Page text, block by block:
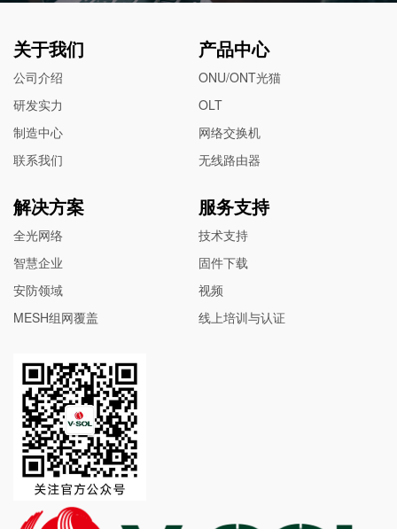
关于我们
公司介绍
研发实力
制造中心
联系我们
产品中心
ONU/ONT光猫
OLT
网络交换机
无线路由器
解决方案
全光网络
智慧企业
安防领域
MESH组网覆盖
服务支持
技术支持
固件下载
视频
线上培训与认证